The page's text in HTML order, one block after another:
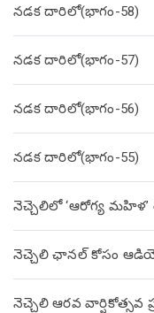
నడక దారిలో(భాగం-58)
నడక దారిలో(భాగం-57)
నడక దారిలో(భాగం-56)
నడక దారిలో(భాగం-55)
నెచ్చెలిలో ‘ఆరోగ్య మహిళ’
నెచ్చెలి ఛానల్ కోసం
నెచ్చెలి ఆరవ వార్షికోత్సవ